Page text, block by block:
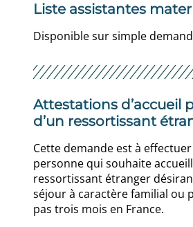
Liste assistantes
Disponible sur simple
Attestations d’accueil
d’un ressortissant
Cette demande est à
personne qui souhaite
ressortissant étranger
séjour à caractère familial ou
pas trois mois en France.